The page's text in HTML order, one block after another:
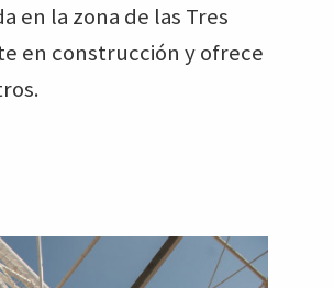
en la zona de las Tres
en construcción y ofrece